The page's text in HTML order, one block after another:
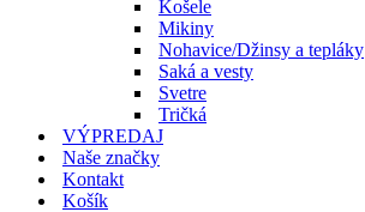
Košele
Mikiny
Nohavice/Džinsy a tepláky
Saká a vesty
Svetre
Tričká
VÝPREDAJ
Naše značky
Kontakt
Košík